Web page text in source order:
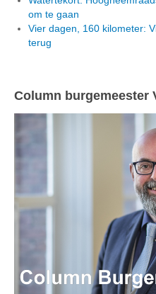
om te gaan
Vier dagen, 160 kilometer:
terug
Column burgemeester